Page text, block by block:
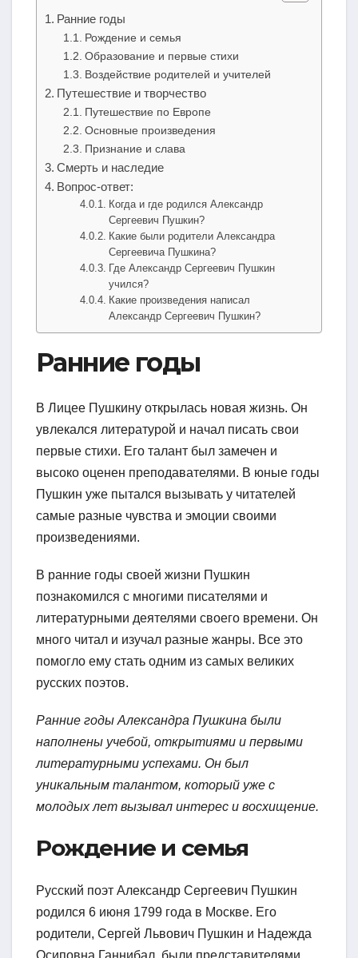
Ранние годы
Рождение и семья
Образование и первые стихи
Воздействие родителей и учителей
Путешествие и творчество
Путешествие по Европе
Основные произведения
Признание и слава
Смерть и наследие
Вопрос-ответ:
Когда и где родился Александр
Сергеевич Пушкин?
Какие были родители Александра
Сергеевича Пушкина?
Где Александр Сергеевич Пушкин
учился?
Какие произведения написал
Александр Сергеевич Пушкин?
Ранние годы
В Лицее Пушкину открылась новая жизнь. Он
увлекался литературой и начал писать свои
первые стихи. Его талант был замечен и
высоко оценен преподавателями. В юные годы
Пушкин уже пытался вызывать у читателей
самые разные чувства и эмоции своими
произведениями.
В ранние годы своей жизни Пушкин
познакомился с многими писателями и
литературными деятелями своего времени. Он
много читал и изучал разные жанры. Все это
помогло ему стать одним из самых великих
русских поэтов.
Ранние годы Александра Пушкина были
наполнены учебой, открытиями и первыми
литературными успехами. Он был
уникальным талантом, который уже с
молодых лет вызывал интерес и восхищение.
Рождение и семья
Русский поэт Александр Сергеевич Пушкин
родился 6 июня 1799 года в Москве. Его
родители, Сергей Львович Пушкин и Надежда